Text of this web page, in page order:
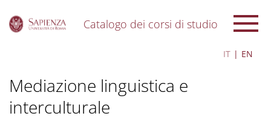
Catalogo dei corsi di studio
IT EN
Mediazione linguistica e
interculturale